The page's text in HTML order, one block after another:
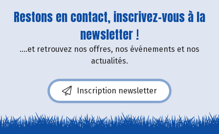
Restons en contact, inscrivez-vous à la
newsletter !
....et retrouvez nos offres, nos événements et nos
actualités.
Inscription newsletter